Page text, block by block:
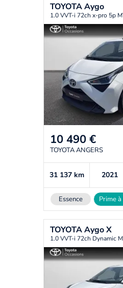
TOYOTAAygo
1.0 VVT-i 72ch x-pro 5p
10 490 €
TOYOTA ANGERS
31 137 km 2021
Essence Prime
TOYOTAAygo X
1.0 VVT-i 72ch Dynamic